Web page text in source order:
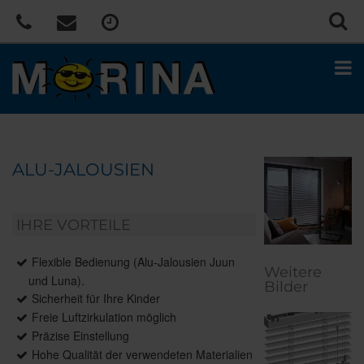
ALU-JALOUSIEN
IHRE VORTEILE
Flexible Bedienung (Alu-Jalousien Juun
und Luna).
Sicherheit für Ihre Kinder
Freie Luftzirkulation möglich
Präzise Einstellung
Hohe Qualität der verwendeten Materialien
Weitere
Bilder